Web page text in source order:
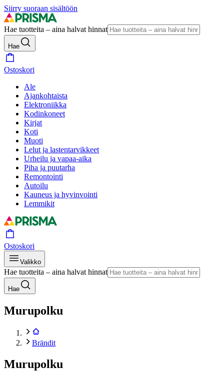
Siirry suoraan sisältöön
Hae tuotteita – aina halvat hinnat
Hae
Ostoskori
Ale
Ajankohtaista
Elektroniikka
Kodinkoneet
Kirjat
Koti
Muoti
Lelut ja lastentarvikkeet
Urheilu ja vapaa-aika
Piha ja puutarha
Remontointi
Autoilu
Kauneus ja hyvinvointi
Lemmikit
Ostoskori
Valikko
Hae tuotteita – aina halvat hinnat
Hae
Murupolku
Brändit
Murupolku